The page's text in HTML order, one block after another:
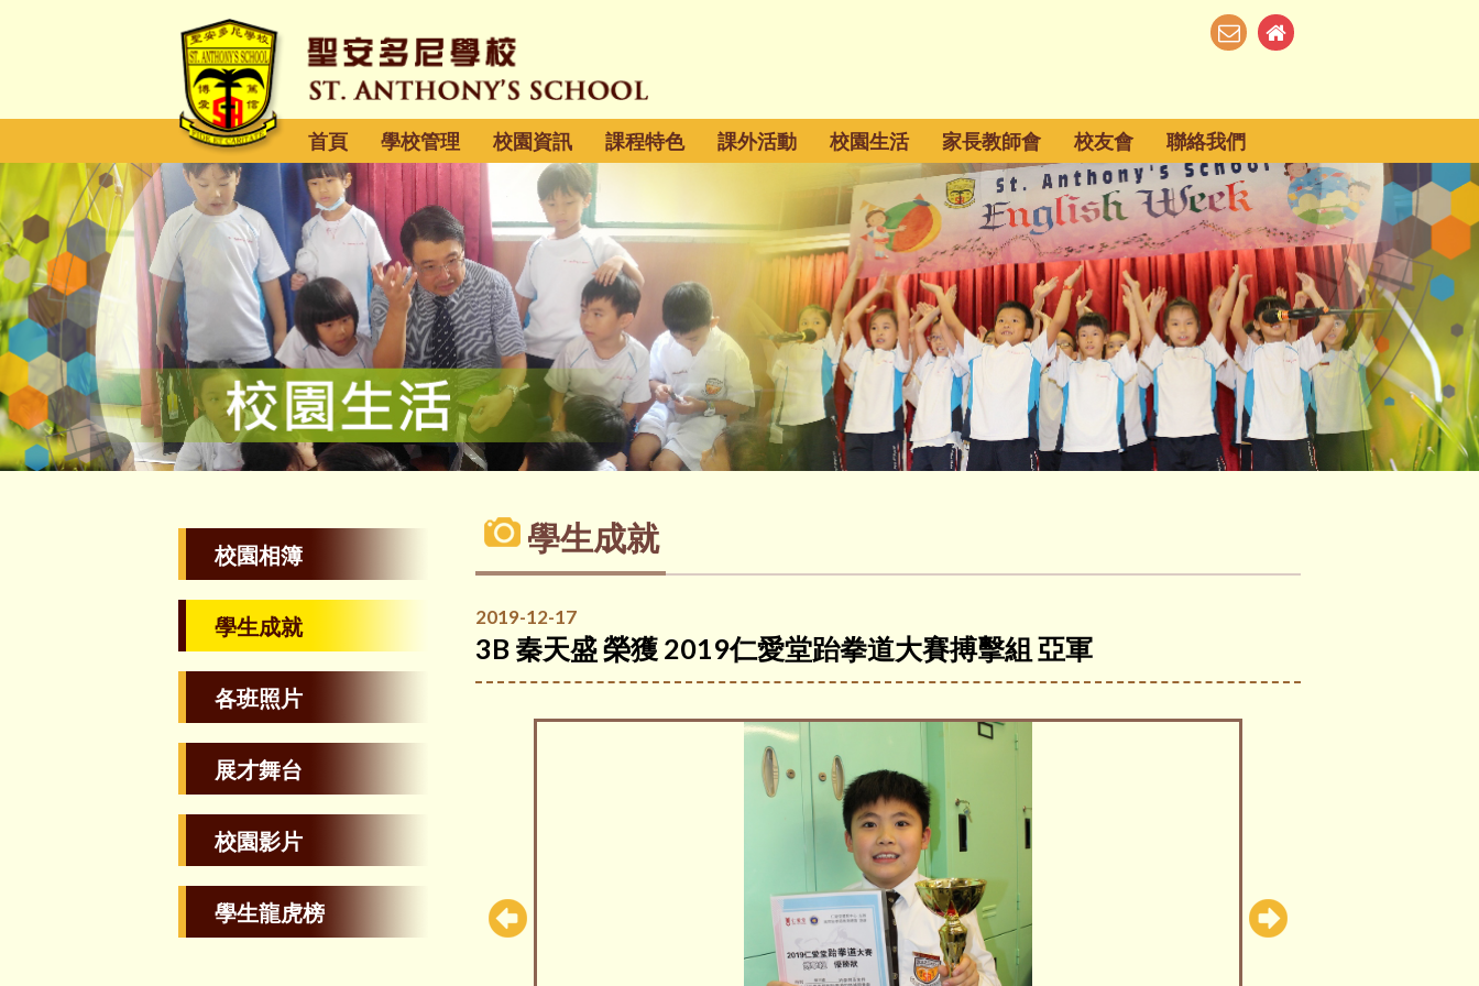
首頁 學校管理 校園資訊 課程特色 課外活動 校園生活 家長教師會 校友會 聯絡我們
校園相簿
學生成就
各班照片
展才舞台
校園影片
學生龍虎榜
學生成就
2019-12-17
3B 秦天盛 榮獲 2019仁愛堂跆拳道大賽搏擊組 亞軍